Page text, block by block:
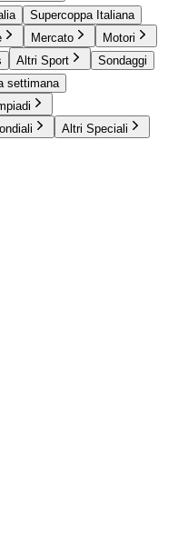
Supercoppa Italiana
Mercato
Motori
Altri Sport
Sondaggi
settimana
Altri Speciali